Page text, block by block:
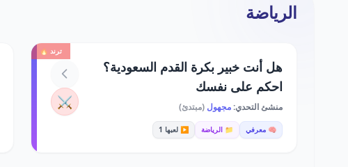
الرياضة
ترند 🔥
هل أنت خبير بكرة القدم السعودية؟
احكم على نفسك
منشئ التحدي:مجهول (مبتدئ)
🧠 معرفي 📁 الرياضة ▶️ لعبها 1
⚔️